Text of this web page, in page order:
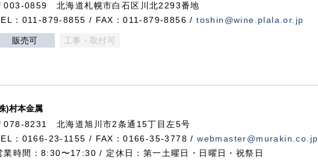
003-0859 北海道札幌市白石区川北2293番地
：011-879-8855 / FAX：011-879-8856 /toshin@wine.plala.or.jp
販売可 工事・取付可
)村本金属
078-8231 北海道旭川市2条通15丁目左5号
：0166-23-1155 / FAX：0166-35-3778 /webmaster@murakin.co.jp
業時間：8:30〜17:30 / 定休日：第一土曜日・日曜日・祝祭日